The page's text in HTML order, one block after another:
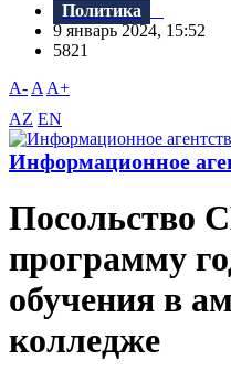
Политика
9 январь 2024, 15:52
5821
A- A A+
AZ EN
Информационное
Посольство
программу
обучения в
колледже